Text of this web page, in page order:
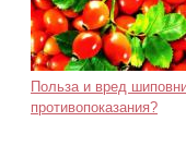
Польза и вред
противопоказания?